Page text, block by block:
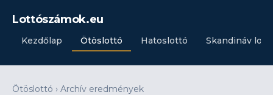
Lottószámok.eu
Kezdőlap Ötöslottó Hatoslottó Skandináv
Ötöslottó › Archív eredmények